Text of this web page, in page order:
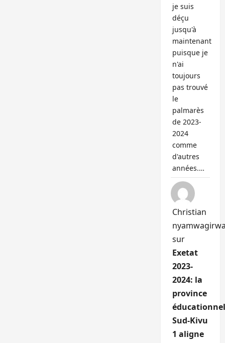
je suis
déçu
jusqu'à
maintenant
puisque je
n'ai
toujours
pas trouvé
le
palmarès
de 2023-
2024
comme
d'autres
années.…
Christian
sur
Exetat
2023-
2024: la
province
Sud-Kivu
1 aligne